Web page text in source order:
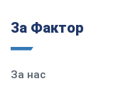
За Фактор
За нас